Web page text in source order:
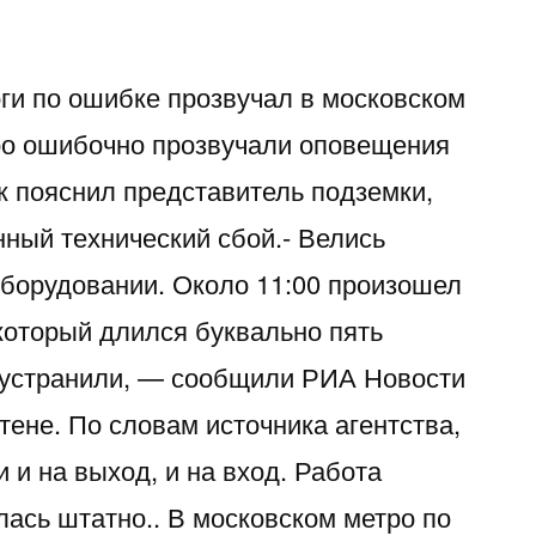
по ошибке прозвучал в московском
ошибочно прозвучали оповещения
пояснил представитель подземки,
технический сбой.- Велись
Около 11:00 произошел
длился буквально пять
— сообщили РИА Новости
По словам источника агентства,
и на выход, и на вход. Работа
штатно.. В московском метро по